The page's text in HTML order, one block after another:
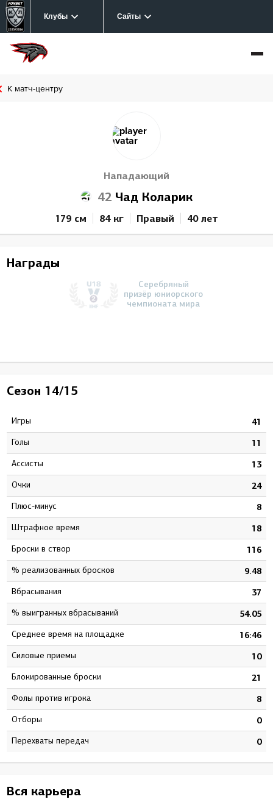
Клубы Сайты
К матч-центру
Нападающий
42 Чад Коларик
179 см 84 кг Правый 40 лет
Награды
Серебряный
призёр юниорского
чемпионата мира
Сезон 14/15
Игры 41
Голы 11
Ассисты 13
Очки 24
Плюс-минус 8
штрафное время 18
Броски в створ 116
% реализованных бросков 9.48
Вбрасывания 37
% выигранных вбрасываний 54.05
Среднее время на площадке 16:46
Силовые приемы 10
Блокированные броски 21
Фолы против игрока 8
Отборы 0
Перехваты передач 0
Вся карьера